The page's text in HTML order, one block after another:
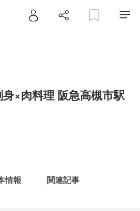
×肉料理 阪急高槻市駅
情報 関連記事